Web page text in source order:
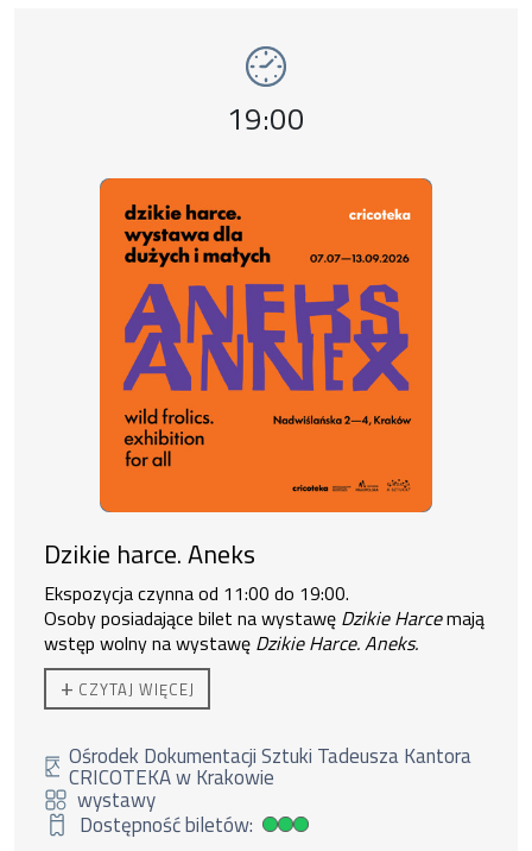
Godzina wydarzenia,
19:00
Dzikie harce. Aneks
Ekspozycja czynna od 11:00 do 19:00.
Osoby posiadające bilet na wystawę Dzikie Harcemają
wstęp wolny na wystawę Dzikie Harce. Aneks.
+ CZYTAJ WIĘCEJ
Ośrodek Dokumentacji Sztuki Tadeusza Kantora
CRICOTEKA w Krakowie
wystawy
Dostępność biletów:
Duża dostępność biletów